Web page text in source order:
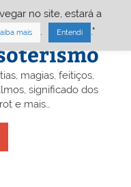
Portal
magias, feitiços,
significado dos
e mais…
no site, estará a
mais Entendi ."